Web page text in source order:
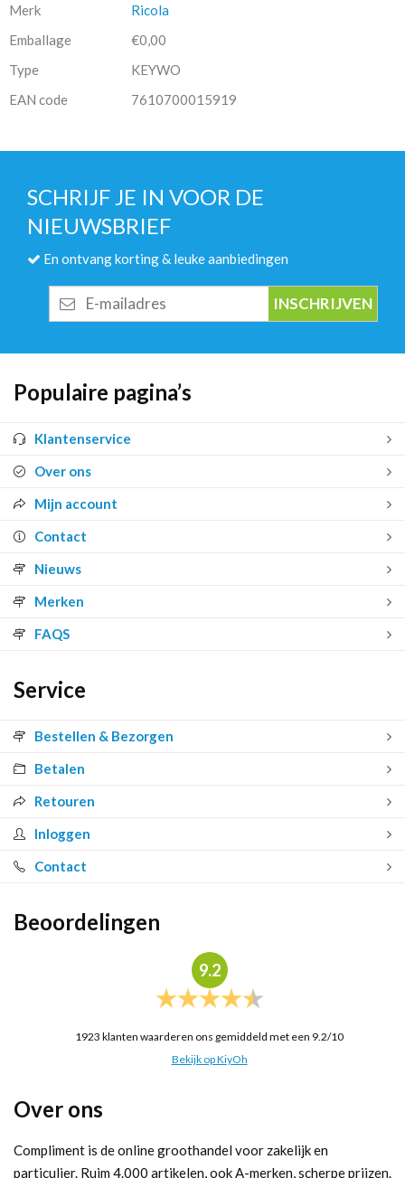
Merk
Ricola
Emballage
€0,00
Type
KEYWO
EAN code
7610700015919
SCHRIJF JE IN VOOR DE
NIEUWSBRIEF
En ontvang korting & leuke aanbiedingen
mailadres
Populaire pagina’s
Klantenservice
Over ons
Mijn account
Contact
Nieuws
Merken
FAQS
Service
Bestellen & Bezorgen
Betalen
Retouren
Inloggen
Contact
Beoordelingen
9.2
1923 klanten waarderen ons gemiddeld met een 9.2/10
Bekijk op KiyOh
Over ons
Compliment is de online groothandel voor zakelijk en
particulier. Ruim 4.000 artikelen, ook A-merken, scherpe prijzen.